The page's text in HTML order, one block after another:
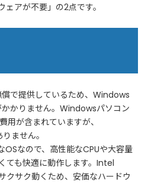
アが不要」の2点です。
で提供しているため、Windows
かりません。Windowsパソコン
が含まれていますが、
ません。
なので、高性能なCPUや大容量
ても快適に動作します。Intel
サク動くため、安価なハードウ